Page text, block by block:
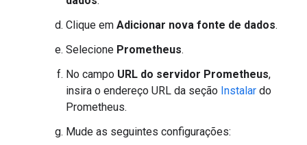
Clique em Adicionar nova fonte de dados.
Selecione Prometheus.
No campo URL do servidor Prometheus,
insira o endereço URL da seção Instalar do
Prometheus.
Mude as seguintes configurações: